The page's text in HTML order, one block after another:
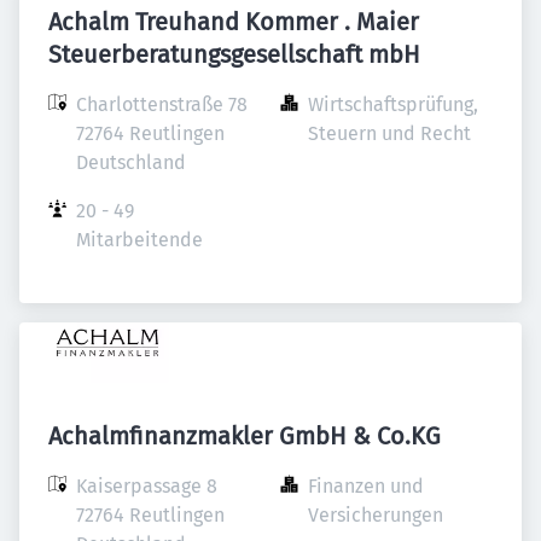
Achalm Treuhand Kommer . Maier
Steuerberatungsgesellschaft mbH
Charlottenstraße 78
72764 Reutlingen
Deutschland
Wirtschaftsprüfung,
Steuern und Recht
20 - 49
Mitarbeitende
Achalmfinanzmakler GmbH & Co.KG
Kaiserpassage 8
72764 Reutlingen
Finanzen und
Versicherungen